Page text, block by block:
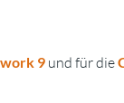
9 und für die